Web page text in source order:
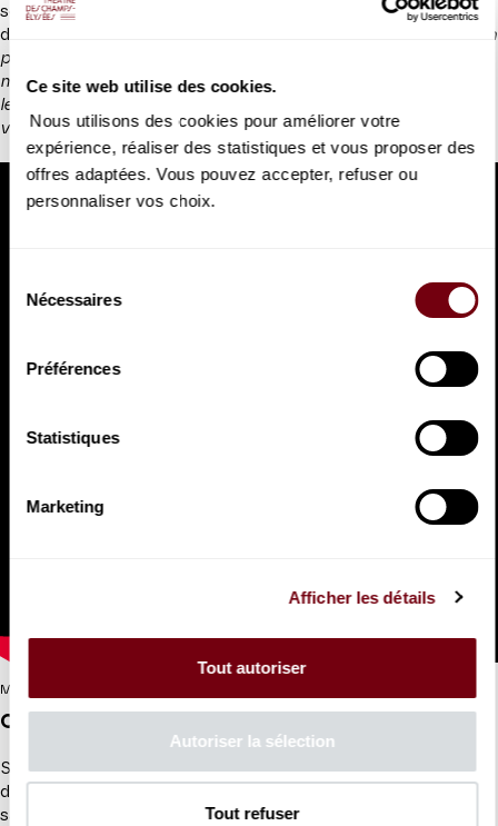
Ce site web utilise des cookies.
Nous utilisons des cookies pour améliorer votre
expérience, réaliser des statistiques et vous proposer des
offres adaptées. Vous pouvez accepter, refuser ou
personnaliser vos choix.
Nécessaires
Préférences
Statistiques
Marketing
Afficher les détails
Tout autoriser
Autoriser la sélection
Tout refuser
sont devenues sa marque de fabrique. Il est même arrivé que
des danseurs se joignent à la soirée… “
D’une certaine façon, on
pourrait réduire toute la musique, les plus grandes pages de la
musique classique, ces partitions magnifiques et complexes à
leurs deux origines: le chant et la danse, des pratiques qui
viennent des besoins les plus archaïques des êtres humains
Mirga Gražinytė-Tyla en répétition avec l’orchestre du Metropolitan Opera
Qu’a-t-elle fait jusqu’ici ?
S’il suffisait, pour percer dans le monde de la direction
d’orchestre, d’être une femme et d’avoir 35 ans, cela se
saurait… Et, dans le cas de Mirga Gražinytė-Tyla, ce n’est